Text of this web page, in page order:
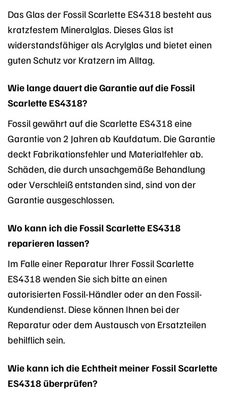
Das Glas der Fossil Scarlette ES4318 besteht aus
kratzfestem Mineralglas. Dieses Glas ist
widerstandsfähiger als Acrylglas und bietet einen
guten Schutz vor Kratzern im Alltag.
Wie lange dauert die Garantie auf die Fossil
Scarlette ES4318?
Fossil gewährt auf die Scarlette ES4318 eine
Garantie von 2 Jahren ab Kaufdatum. Die Garantie
deckt Fabrikationsfehler und Materialfehler ab.
Schäden, die durch unsachgemäße Behandlung
oder Verschleiß entstanden sind, sind von der
Garantie ausgeschlossen.
Wo kann ich die Fossil Scarlette ES4318
reparieren lassen?
Im Falle einer Reparatur Ihrer Fossil Scarlette
ES4318 wenden Sie sich bitte an einen
autorisierten Fossil-Händler oder an den Fossil-
Kundendienst. Diese können Ihnen bei der
Reparatur oder dem Austausch von Ersatzteilen
behilflich sein.
Wie kann ich die Echtheit meiner Fossil Scarlette
ES4318 überprüfen?